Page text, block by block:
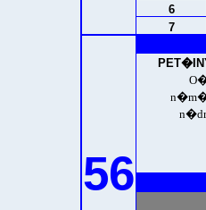
6
7
56